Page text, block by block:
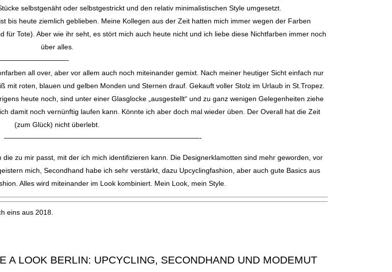
selbstgenäht oder selbstgestrickt und den relativ minimalistischen Style umgesetzt.
bis heute ziemlich geblieben. Meine Kollegen aus der Zeit hatten mich immer wegen der Farben
für Tote). Aber wie ihr seht, es stört mich auch heute nicht und ich liebe diese Nichtfarben immer noch
über alles.
all over, aber vor allem auch noch miteinander gemixt. Nach meiner heutiger Sicht einfach nur
mit roten, blauen und gelben Monden und Sternen drauf. Gekauft voller Stolz im Urlaub in St.Tropez.
heute noch, sind unter einer Glasglocke „ausgestellt“ und zu ganz wenigen Gelegenheiten ziehe
damit noch vernünftig laufen kann. Könnte ich aber doch mal wieder üben. Der Overall hat die Zeit
(zum Glück) nicht überlebt.
zu mir passt, mit der ich mich identifizieren kann. Die Designerklamotten sind mehr geworden, vor
mich, Secondhand habe ich sehr verstärkt, dazu Upcyclingfashion, aber auch gute Basics aus
Alles wird miteinander im Look kombiniert. Mein Look, mein Style.
eins aus 2018.
A LOOK BERLIN: UPCYCLING, SECONDHAND UND MODEMUT